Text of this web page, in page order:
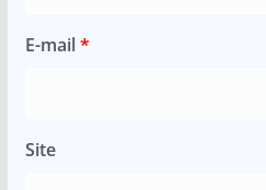
E-mail*
Site